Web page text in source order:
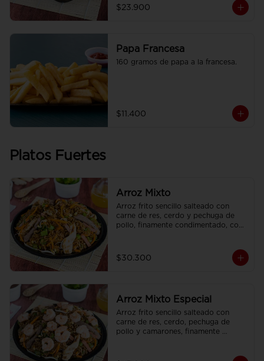
$23.900
Papa Francesa
160 gramos de papa a la francesa.
$11.400
Platos Fuertes
Arroz Mixto
Arroz frito sencillo salteado con
carne de res, cerdo y pechuga de
pollo, finamente condimentado, con
$30.300
Arroz Mixto Especial
Arroz frito sencillo salteado con
carne de res, cerdo, pechuga de
pollo y camarones, finamente